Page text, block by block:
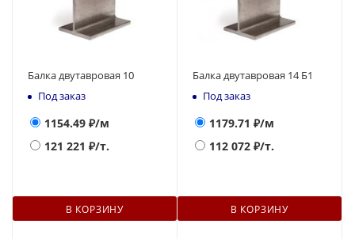
Балка двутавровая 10
Под заказ
1154.49 ₽/м
121 221 ₽/т.
В КОРЗИНУ
Балка двутавровая 14 Б1
Под заказ
1179.71 ₽/м
112 072 ₽/т.
В КОРЗИНУ